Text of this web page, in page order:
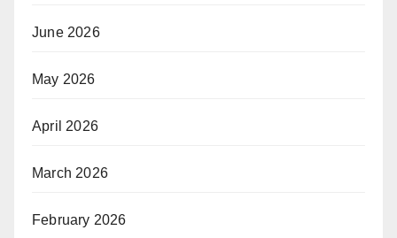
June 2026
May 2026
April 2026
March 2026
February 2026